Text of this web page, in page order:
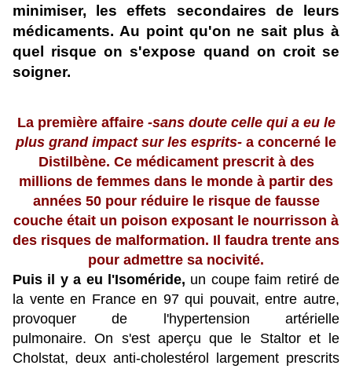
minimiser, les effets secondaires de leurs
médicaments. Au point qu'on ne sait plus à
quel risque on s'expose quand on croit se
soigner.
La première affaire -sans doute celle qui a eu le
plus grand impact sur les esprits- a concerné le
Distilbène. Ce médicament prescrit à des
millions de femmes dans le monde à partir des
années 50 pour réduire le risque de fausse
couche était un poison exposant le nourrisson à
des risques de malformation. Il faudra trente ans
pour admettre sa nocivité.
Puis il y a eu l'Isoméride, un coupe faim retiré de
la vente en France en 97 qui pouvait, entre autre,
provoquer de l'hypertension artérielle
pulmonaire. On s'est aperçu que le Staltor et le
Cholstat, deux anti-cholestérol largement prescrits